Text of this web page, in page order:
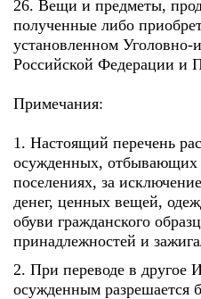
26. Вещи и предметы,
полученные либо
установленном Уголовно-
Российской Федерации и
Примечания:
1. Настоящий перечень
осужденных, отбывающих
поселениях, за
денег, ценных вещей,
обуви гражданского
принадлежностей и
2. При переводе в другое
осужденным разрешается